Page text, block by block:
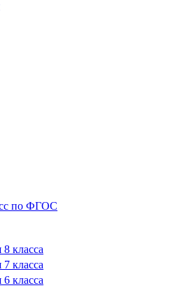
по ФГОС
класса
класса
класса